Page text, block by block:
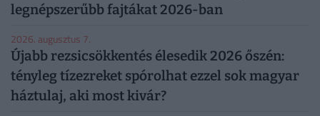
legnépszerűbb fajtákat 2026-ban
2026. augusztus 7.
Újabb rezsicsökkentés élesedik 2026 őszén:
tényleg tízezreket spórolhat ezzel sok magyar
háztulaj, aki most kivár?